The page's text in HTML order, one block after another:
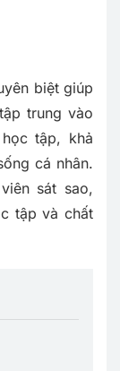
biệt giúp
trung vào
tập, khả
cá nhân.
sát sao,
tập và chất